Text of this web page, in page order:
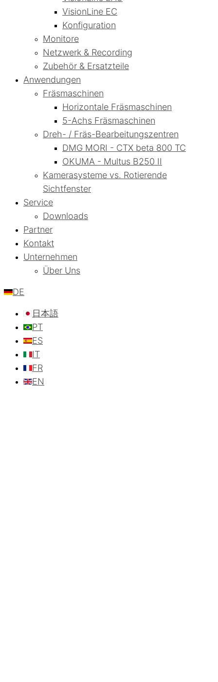
VisionLine EC
Konfiguration
Monitore
Netzwerk & Recording
Zubehör & Ersatzteile
Anwendungen
Fräsmaschinen
Horizontale Fräsmaschinen
5-Achs Fräsmaschinen
Dreh- / Fräs-Bearbeitungszentren
DMG MORI - CTX beta 800 TC
OKUMA - Multus B250 II
Kamerasysteme vs. Rotierende
Sichtfenster
Service
Downloads
Partner
Kontakt
Unternehmen
Über Uns
DE
日本語
PT
ES
IT
FR
EN